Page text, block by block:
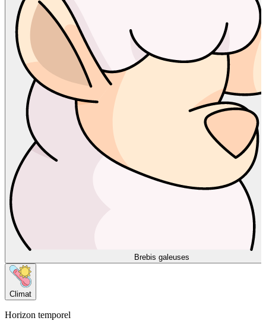
Brebis galeuses
Climat
Horizon temporel